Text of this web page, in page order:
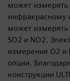
может измерять
инфракрасному
может
SO2 и NO2.
измерения O2 и
опции.
конструкции